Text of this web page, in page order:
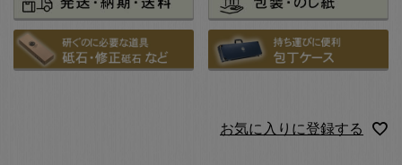
お気に入りに登録する